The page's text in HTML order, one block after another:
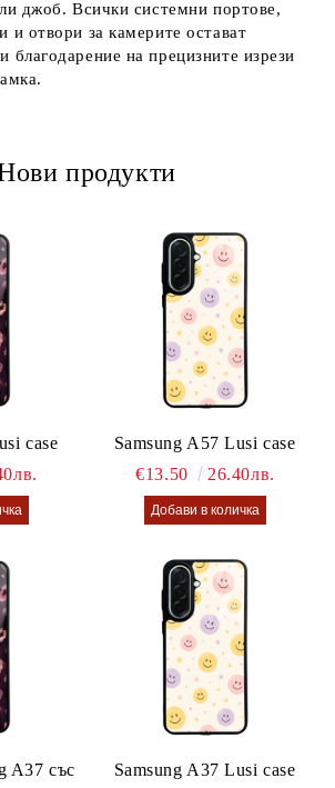
джоб. Всички системни портове,
и отвори за камерите остават
благодарение на прецизните изрези
продукти
case
Samsung A57 Lusi case
€13.50
26.40лв.
A37 със
Samsung A37 Lusi case